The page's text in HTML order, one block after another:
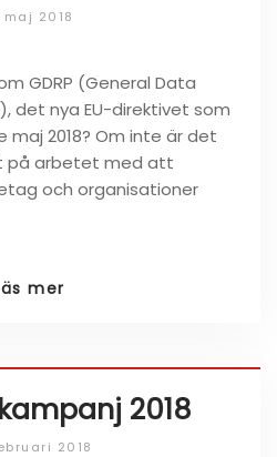
maj 2018
GDRP (General Data
det nya EU-direktivet som
maj 2018? Om inte är det
på arbetet med att
och organisationer
mer
2018
2018